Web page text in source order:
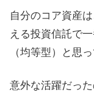
自分のコア資産
える投資信託で
（均等型）と思
意外な活躍だっ